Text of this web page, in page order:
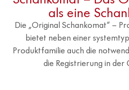
als eine
Die „Original Schankomat“ –
bietet neben einer
Produktfamilie auch die
die Registrierung in der